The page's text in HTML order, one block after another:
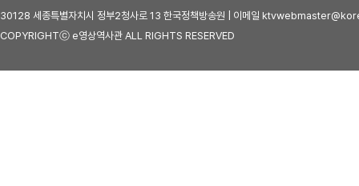
30128 세종특별자치시 정부2청사로 13 한국정책방송원 | 이메일
COPYRIGHTⓒ e영상역사관 ALL RIGHTS RESERVED